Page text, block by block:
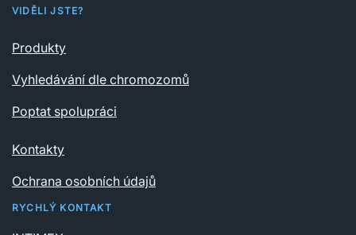
VIDĚLI JSTE?
Produkty
Vyhledávání dle chromozomů
Poptat spolupráci
Kontakty
Ochrana osobních údajů
RYCHLÝ KONTAKT